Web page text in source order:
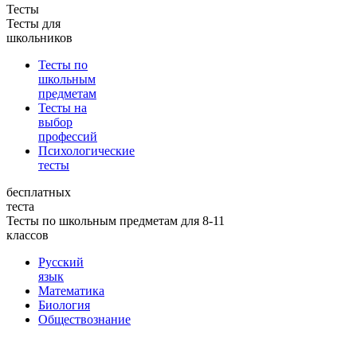
Тесты
Тесты для
школьников
Тесты по
школьным
предметам
Тесты на
выбор
профессий
Психологические
тесты
бесплатных
теста
Тесты по школьным предметам для 8-11
классов
Русский
язык
Математика
Биология
Обществознание